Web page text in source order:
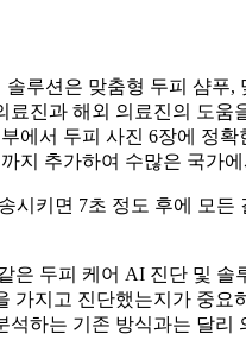
루션은 맞춤형 두피 샴푸
진과 해외 의료진의 도움
서 두피 사진 6장에 정
지 추가하여 수많은 국가
키면 7초 정도 후에 모
두피 케어 AI 진단 및
지고 진단했는지가 중
하는 기존 방식과는 달